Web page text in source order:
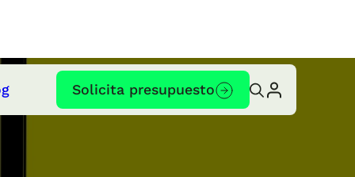
Solicita presupuesto